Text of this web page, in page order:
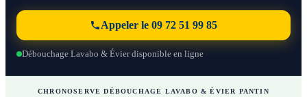
Appeler le 09 72 51 99 85
Débouchage Lavabo & Évier disponible en ligne
CHRONOSERVE DÉBOUCHAGE LAVABO & ÉVIER PANTIN